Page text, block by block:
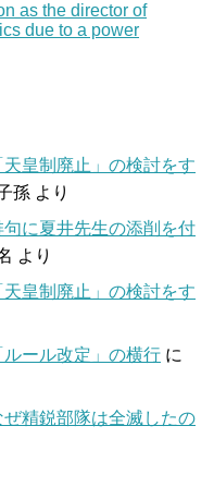
as the director of
due to a power
皇制廃止」の検討をす
孫 より
に夏井先生の添削を付
より
皇制廃止」の検討をす
ルール改定」の横行 に
精鋭部隊は全滅したの